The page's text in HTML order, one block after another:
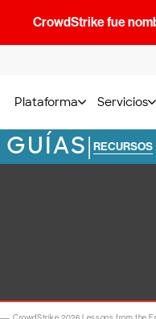
CrowdStrike fue
Plataforma Servicios
GUÍAS| RECURSOS